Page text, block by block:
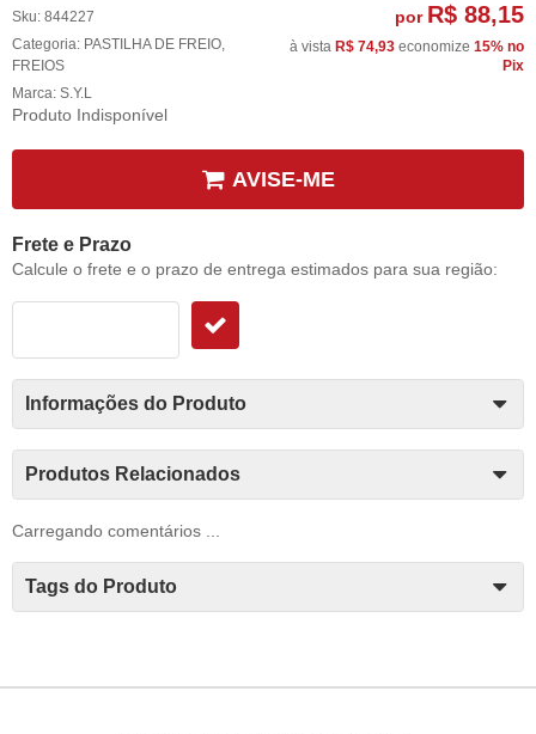
Sku: 844227
Categoria: PASTILHA DE FREIO,
FREIOS
Marca: S.Y.L
Produto Indisponível
por R$ 88,15
à vista R$ 74,93 economize 15% no
Pix
AVISE-ME
Frete e Prazo
Calcule o frete e o prazo de entrega estimados para sua região:
Informações do Produto
Produtos Relacionados
Carregando comentários ...
Tags do Produto